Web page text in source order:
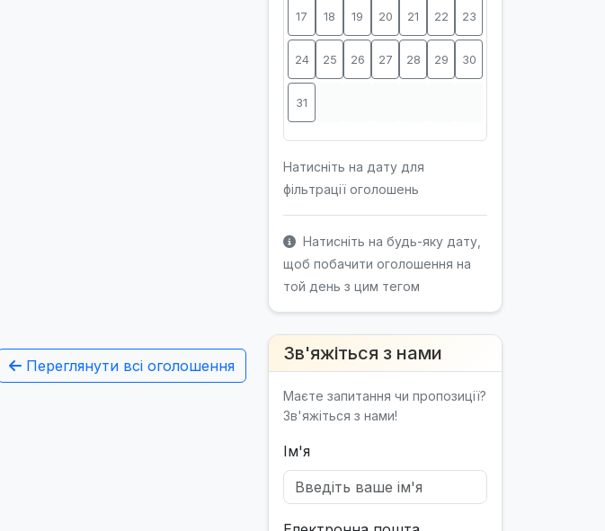
Переглянути всі оголошення
17 18 19 20 21 22 23
24 25 26 27 28 29 30
31
Натисніть на дату для
фільтрації оголошень
Натисніть на будь-яку дату,
щоб побачити оголошення на
той день з цим тегом
Зв'яжіться з нами
Маєте запитання чи пропозиції?
Зв'яжіться з нами!
Ім'я